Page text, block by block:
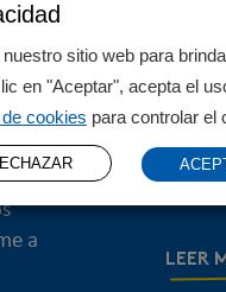
a
En el
LEER
sitio web para
en "Aceptar", acepta el
cookies para controlar el